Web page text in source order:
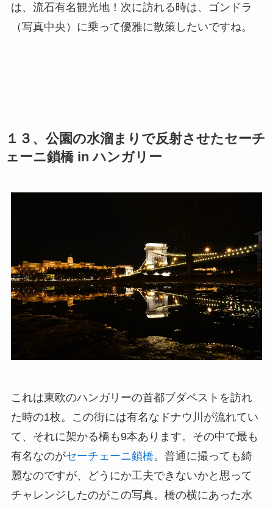
は、流石有名観光地！次に訪れる時は、ゴンドラ
（写真中央）に乗って優雅に散策したいですね。
１３、公園の水溜まりで反射させたセーチ
ェーニ鎖橋 in ハンガリー
これは東欧のハンガリーの首都ブダペストを訪れ
た時の1枚。この街には有名なドナウ川が流れてい
て、それに架かる橋も9本あります。その中で最も
有名なのがセーチェーニ鎖橋。普通に撮っても綺
麗なのですが、どうにか工夫できないかと思って
チャレンジしたのがこの写真。橋の横にあった水